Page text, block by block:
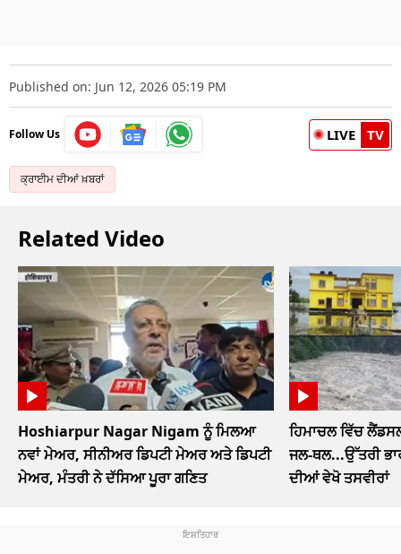
Published on: Jun 12, 2026 05:19 PM
Follow Us LIVE TV
ਕ੍ਰਾਈਮ ਦੀਆਂ ਖ਼ਬਰਾਂ
Related Video
Hoshiarpur Nagar Nigam ਨੂੰ ਮਿਲਆ
ਨਵਾਂ ਮੇਅਰ, ਸੀਨੀਅਰ ਡਿਪਟੀ ਮੇਅਰ ਅਤੇ ਡਿਪਟੀ
ਮੇਅਰ, ਮੰਤਰੀ ਨੇ ਦੱਸਿਆ ਪੂਰਾ ਗਣਿਤ
ਹਿਮਾਚਲ ਵਿੱਚ
ਜਲ-ਥਲ...ਉੱਤਰੀ
ਦੀਆਂ ਵੇਖੋ ਤਸਵੀਰਾਂ